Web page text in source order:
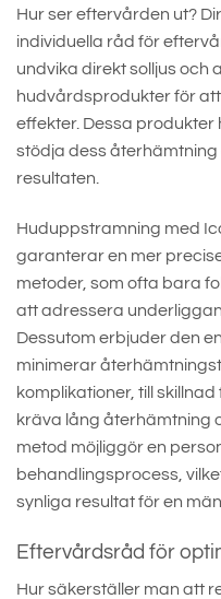
Hur ser eftervården ut?
individuella råd för
undvika direkt solljus och
hudvårdsprodukter för
effekter. Dessa produkter
stödja dess
resultaten.
Huduppstramning med
garanterar en mer
metoder, som ofta bara
att adressera
Dessutom erbjuder den
minimerar
komplikationer, till
kräva lång återhämtning
metod möjliggör en
behandlingsprocess,
synliga resultat för en
Eftervårdsråd för
Hur säkerställer man att